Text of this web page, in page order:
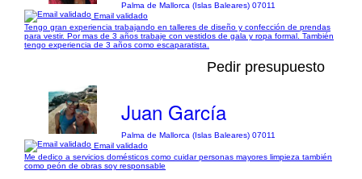
Palma de Mallorca (Islas Baleares) 07011
Email validado
Tengo gran experiencia trabajando en talleres de diseño y confección de prendas
para vestir. Por mas de 3 años trabaje con vestidos de gala y ropa formal. También
tengo experiencia de 3 años como escaparatista.
Pedir presupuesto
Juan García
Palma de Mallorca (Islas Baleares) 07011
Email validado
Me dedico a servicios domésticos como cuidar personas mayores limpieza también
como peón de obras soy responsable